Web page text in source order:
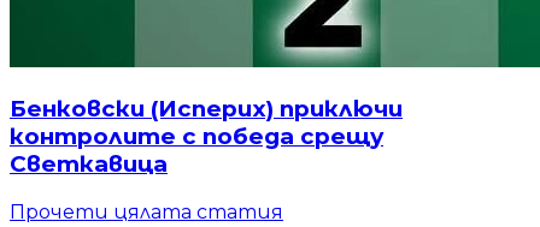
Бенковски (Исперих) приключи
контролите с победа срещу
Светкавица
Прочети цялата статия